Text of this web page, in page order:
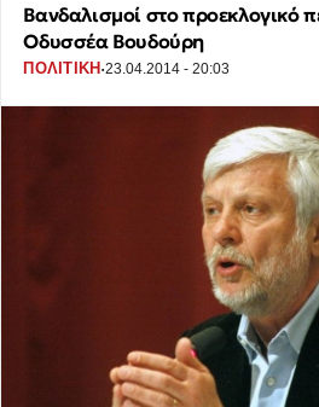
Βανδαλισμοί στο προεκλογικό
Οδυσσέα Βουδούρη
ΠΟΛΙΤΙΚΗ ·23.04.2014 - 20:03